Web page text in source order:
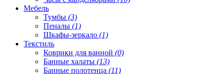
Мебель
Тумбы (3)
Пеналы (1)
Шкафы-зеркало (1)
Текстиль
Коврики для ванной (0)
Банные халаты (13)
Банные полотенца (11)